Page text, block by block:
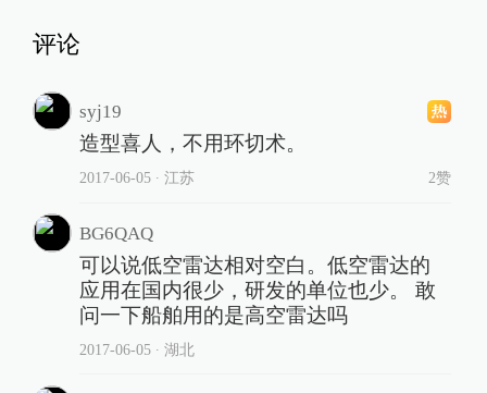
评论
syj19
造型喜人，不用环切术。
2017-06-05∙ 江苏 2赞
BG6QAQ
可以说低空雷达相对空白。低空雷达的
应用在国内很少，研发的单位也少。 敢
问一下船舶用的是高空雷达吗
2017-06-05∙ 湖北